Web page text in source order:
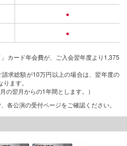
●
●
」カード年会費が、ご入会翌年度より1,375
求総額が10万円以上の場合は、翌年度の
ます。
の翌月からの1年間とします。）
各公演の受付ページをご確認ください。